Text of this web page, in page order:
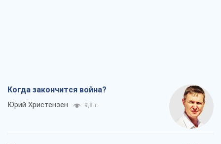
Когда закончится война?
Юрий Христензен 9,8 т.